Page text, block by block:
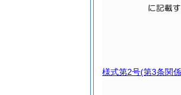
様式第2号(第3条関